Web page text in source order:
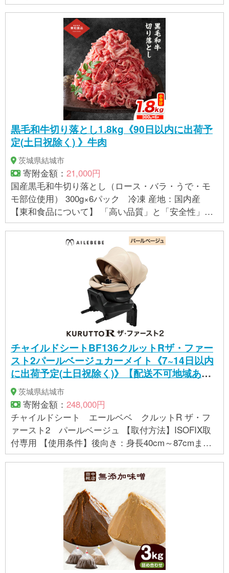
黒毛和牛切り落とし1.8kg《90日以内に出荷予
定(土日祝除く) 》牛肉
茨城県結城市
寄附金額： 21,000円
国産黒毛和牛切り落とし（ロース・バラ・うで・モ
モ部位使用） 300g×6パック 冷凍 産地：国内産
【東和食品について】 「高い品質」と「安全性」が
東和食品の誇り。 東和食品は国内産畜産物などの卸
し・小売業を行っている会社です。 佐賀牛 、 宮崎牛
、 松坂牛 など全国各地のブランド牛を取り扱ってお
り、 高い品質と安全性を、昭和49年の創設からずっ
と重要視し続けてきました。 工場内へは「菌を持ち
込まない」、「菌を増やさない」を大原則とし 厳し
い衛生管理のもと、安心・安全なお肉をみなさまの
元へお届けいたします。
チャイルドシートBF136クルットRザ・ファー
スト2パールベージュカーメイト《7~14日以内
に出荷予定(土日祝除く)》【配送不可地域あ
り】(沖縄・離島)
茨城県結城市
寄附金額： 248,000円
チャイルドシート エールベベ クルットR ザ・フ
ァースト2 パールベージュ 【取付方法】ISOFIX取
付専用 【使用条件】後向き：身長40cm～87cmま
で 前向き：身長76cm～100cmまで ※お子さまの身
長が76cm以上、かつ月齢が15ヶ月を超えるまでは前
向きで使用できません。 ※体重が17kgを超えるお子
さまには使用できません。 ※年齢の目安：新生児～4
才頃 【製品サイズ】H617×W440×D640mm（ヘッド
レストを最も下げ、リクライニング3段目、サポート
レッグ収納時、日よけを除いた状態） 【製品重量】1
5.5kg（日よけを除く） 【生産地】日本/茨城県結城
市 【安全基準】UN（ECE）R129/03 適合品